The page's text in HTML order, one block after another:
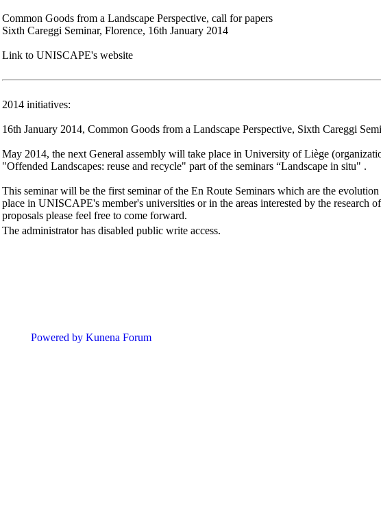
Common Goods from a Landscape Perspective, call for papers
Sixth Careggi Seminar, Florence, 16th January 2014
Link to UNISCAPE's website
2014 initiatives:
16th January 2014, Common Goods from a Landscape Perspective, Sixth Careggi
May 2014, the next General assembly will take place in University of Liège
"Offended Landscapes: reuse and recycle" part of the seminars “Landscape in situ" .
This seminar will be the first seminar of the En Route Seminars which are the
place in UNISCAPE's member's universities or in the areas interested by the research
proposals please feel free to come forward.
The administrator has disabled public write access.
Powered by Kunena Forum